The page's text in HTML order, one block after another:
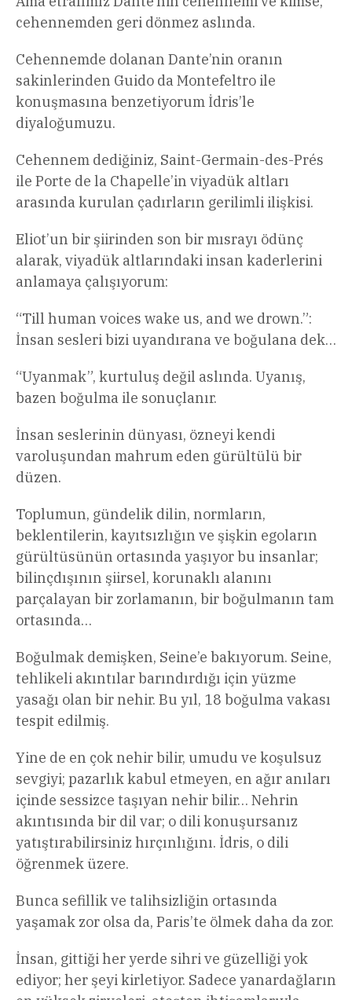
cehennemden geri dönmez aslında.
Cehennemde dolanan Dante’nin oranın
sakinlerinden Guido da Montefeltro ile
konuşmasına benzetiyorum İdris’le
diyaloğumuzu.
Cehennem dediğiniz, Saint-Germain-des-Prés
ile Porte de la Chapelle’in viyadük altları
arasında kurulan çadırların gerilimli ilişkisi.
Eliot’un bir şiirinden son bir mısrayı ödünç
alarak, viyadük altlarındaki insan kaderlerini
anlamaya çalışıyorum:
“Till human voices wake us, and we drown.”:
İnsan sesleri bizi uyandırana ve boğulana dek…
“Uyanmak”, kurtuluş değil aslında. Uyanış,
bazen boğulma ile sonuçlanır.
İnsan seslerinin dünyası, özneyi kendi
varoluşundan mahrum eden gürültülü bir
düzen.
Toplumun, gündelik dilin, normların,
beklentilerin, kayıtsızlığın ve şişkin egoların
gürültüsünün ortasında yaşıyor bu insanlar;
bilinçdışının şiirsel, korunaklı alanını
parçalayan bir zorlamanın, bir boğulmanın tam
ortasında…
Boğulmak demişken, Seine’e bakıyorum. Seine,
tehlikeli akıntılar barındırdığı için yüzme
yasağı olan bir nehir. Bu yıl, 18 boğulma vakası
tespit edilmiş.
Yine de en çok nehir bilir, umudu ve koşulsuz
sevgiyi; pazarlık kabul etmeyen, en ağır anıları
içinde sessizce taşıyan nehir bilir… Nehrin
akıntısında bir dil var; o dili konuşursanız
yatıştırabilirsiniz hırçınlığını. İdris, o dili
öğrenmek üzere.
Bunca sefillik ve talihsizliğin ortasında
yaşamak zor olsa da, Paris’te ölmek daha da zor.
İnsan, gittiği her yerde sihri ve güzelliği yok
ediyor; her şeyi kirletiyor. Sadece yanardağların